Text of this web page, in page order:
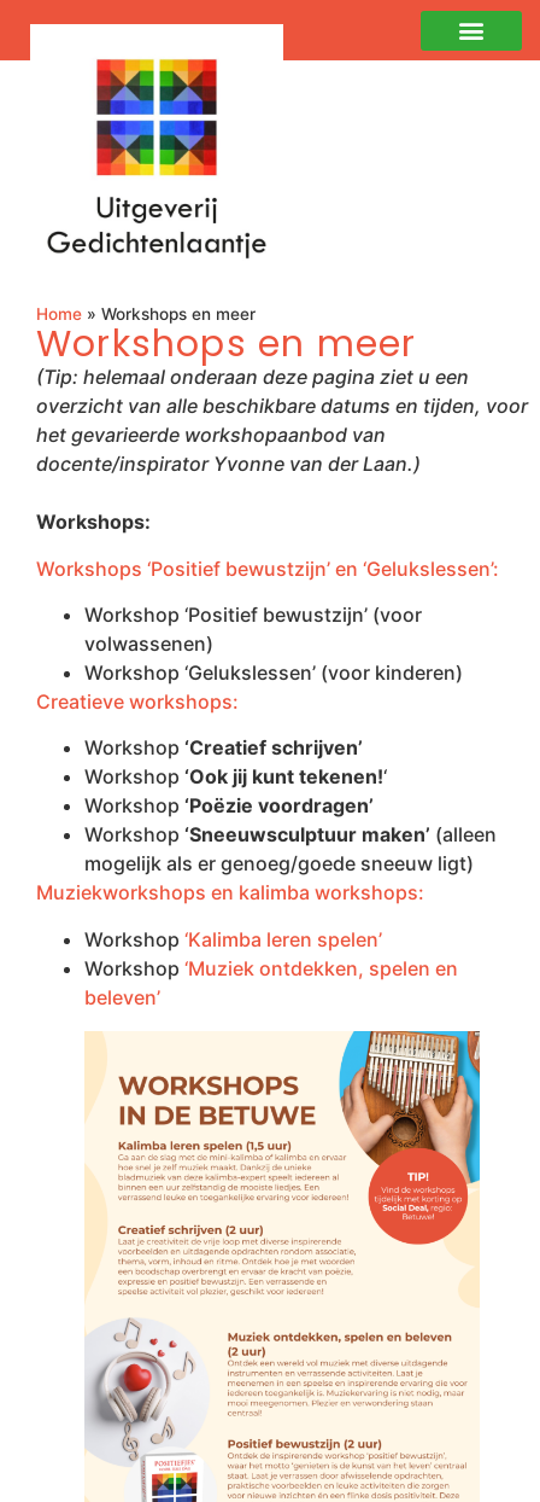
Home » Workshops en meer
Workshops en meer
(Tip: helemaal onderaan deze pagina ziet u een
overzicht van alle beschikbare datums en tijden, voor
het gevarieerde workshopaanbod van
docente/inspirator Yvonne van der Laan.)
Workshops:
Workshops ‘Positief bewustzijn’ en ‘Gelukslessen’:
Workshop ‘Positief bewustzijn’ (voor
volwassenen)
Workshop ‘Gelukslessen’ (voor kinderen)
Creatieve workshops:
Workshop ‘Creatief schrijven’
Workshop ‘Ook jij kunt tekenen!‘
Workshop ‘Poëzie voordragen’
Workshop ‘Sneeuwsculptuur maken’ (alleen
mogelijk als er genoeg/goede sneeuw ligt)
Muziekworkshops en kalimba workshops:
Workshop ‘Kalimba leren spelen’
Workshop ‘Muziek ontdekken, spelen en
beleven’